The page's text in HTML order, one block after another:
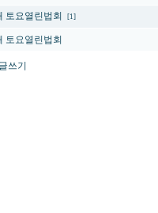
토요열린법회 [1]
토요열린법회
글쓰기